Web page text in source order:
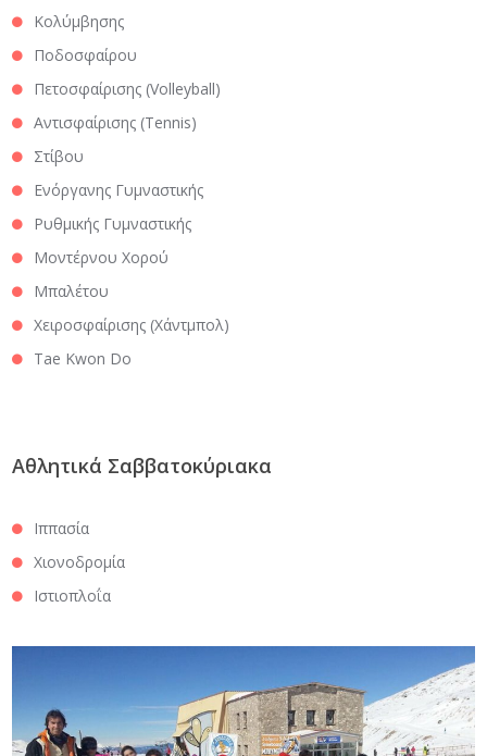
Κολύμβησης
Ποδοσφαίρου
Πετοσφαίρισης (Volleyball)
Αντισφαίρισης (Tennis)
Στίβου
Ενόργανης Γυμναστικής
Ρυθμικής Γυμναστικής
Μοντέρνου Χορού
Μπαλέτου
Χειροσφαίρισης (Χάντμπολ)
Tae Kwon Do
Αθλητικά Σαββατοκύριακα
Ιππασία
Χιονοδρομία
Ιστιοπλοΐα